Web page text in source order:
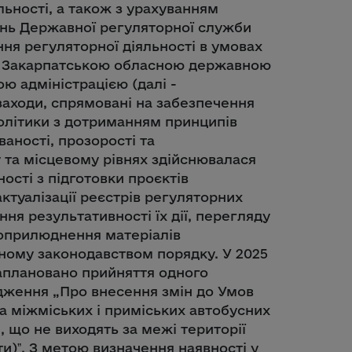
а також з урахуванням
Державної регуляторної служби
регуляторної діяльності в умовах
обласною державною
адміністрацією (далі -
спрямовані на забезпечення
з дотриманням принципів
прозорості та
місцевому рівнях здійснювалася
з підготовки проєктів
реєстрів регуляторних
результативності їх дії, перегляду
матеріалів
законодавством порядку. У 2025
прийняття одного
„Про внесення змін до Умов
і приміських автобусних
не виходять за межі території
З метою визначення наявності у